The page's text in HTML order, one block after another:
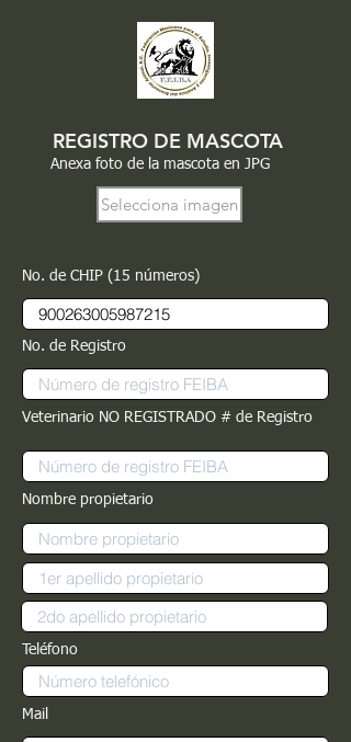
REGISTRO DE MASCOTA
Anexa foto de la mascota en JPG
Selecciona imagen
No. de CHIP (15 números)
No. de Registro
Veterinario NO REGISTRADO # de Registro
Nombre propietario
Teléfono
Mail